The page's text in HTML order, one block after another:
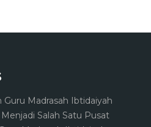
Madrasah Ibtidaiyah
Salah Satu Pusat